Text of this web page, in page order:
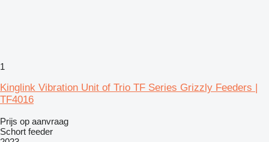
1
Kinglink Vibration Unit of Trio TF Series Grizzly Feeders |
TF4016
Prijs op aanvraag
Schort feeder